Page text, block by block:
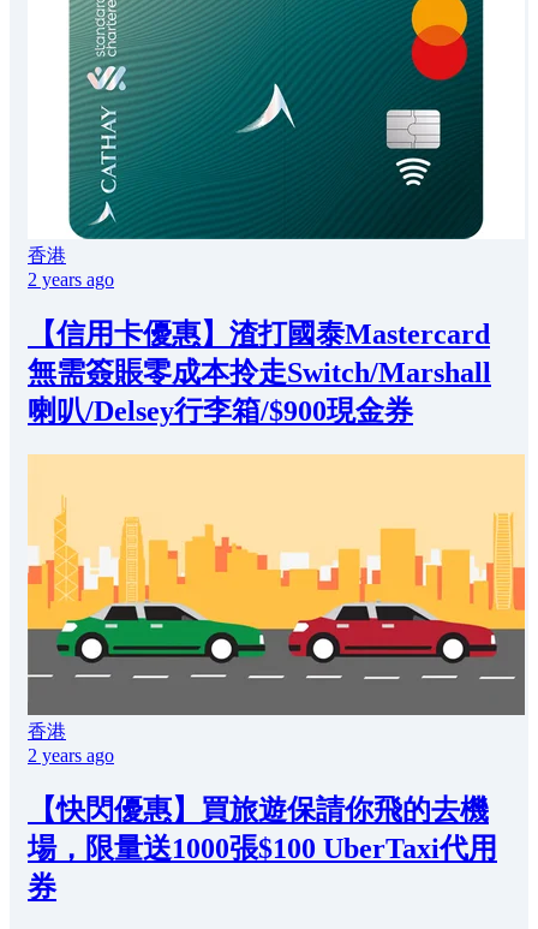
香港
2 years ago
【信用卡優惠】渣打國泰Mastercard
無需簽賬零成本拎走Switch/Marshall
喇叭/Delsey行李箱/$900現金券
香港
2 years ago
【快閃優惠】買旅遊保請你飛的去機
場，限量送1000張$100 UberTaxi代用
券